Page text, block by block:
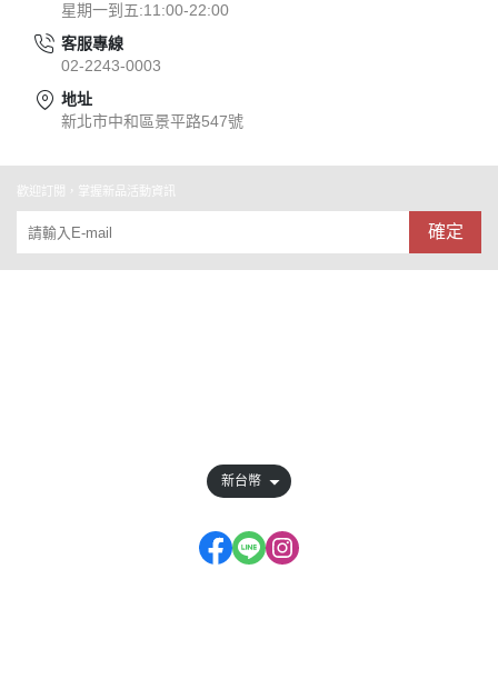
星期一到五:11:00-22:00
客服專線
02-2243-0003
地址
新北市中和區景平路547號
歡迎訂閱，掌握新品活動資訊
確定
新台幣